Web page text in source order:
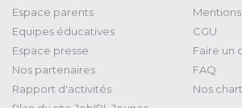
Espace parents
Equipes éducatives
Espace presse
Nos partenaires
Rapport d'activités
CGU
Faire un
FAQ
Nos